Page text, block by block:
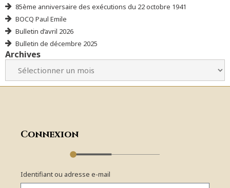
85ème anniversaire des exécutions du 22 octobre 1941
BOCQ Paul Emile
Bulletin d’avril 2026
Bulletin de décembre 2025
Archives
Connexion
Identifiant ou adresse e-mail